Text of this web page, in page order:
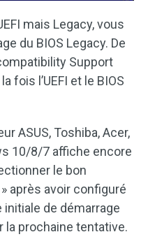
mais Legacy, vous
du BIOS Legacy. De
Support
fois l’UEFI et le BIOS
ASUS, Toshiba, Acer,
10/8/7 affiche encore
le bon
après avoir configuré
initiale de démarrage
la prochaine tentative.